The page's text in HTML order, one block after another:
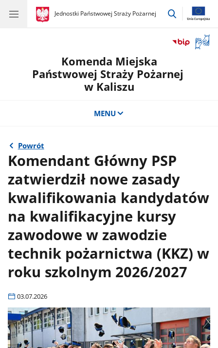
gov.pl
Jednostki Państwowej Straży Pożarnej
gov.pl
Jednostki
przejdź
okno
Komenda Miejska
Państwowej Straży Pożarnej
w Kaliszu
MENU
Powrót
Komendant Główny PSP
zatwierdził nowe zasady
kwalifikowania kandydatów
na kwalifikacyjne kursy
zawodowe w zawodzie
technik pożarnictwa (KKZ) w
roku szkolnym 2026/2027
03.07.2026